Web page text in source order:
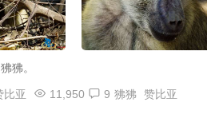
狒。
比亚 11,950 9 狒狒 赞比亚